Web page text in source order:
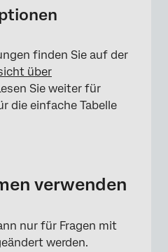
×
finden Sie auf der
über
Sie weiter für
die einfache Tabelle
verwenden
nur für Fragen mit
werden.